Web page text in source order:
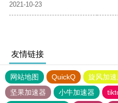
2021-10-23
友情链接
网站地图 QuickQ 旋风加
坚果加速器
小牛加速器